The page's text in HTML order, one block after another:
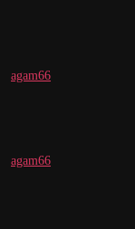
agam66
agam66